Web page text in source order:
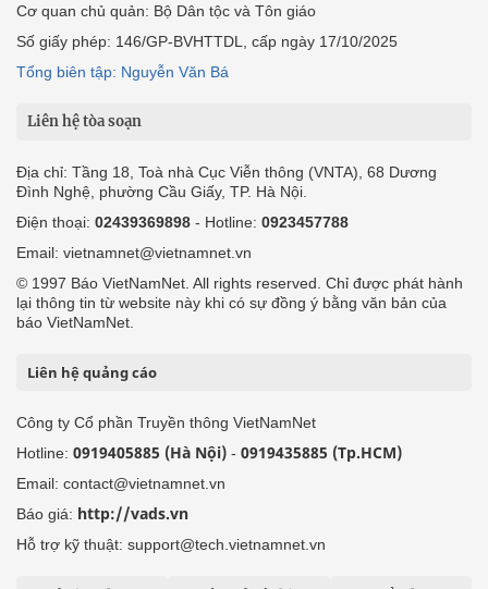
Cơ quan chủ quản: Bộ Dân tộc và Tôn giáo
Số giấy phép: 146/GP-BVHTTDL, cấp ngày 17/10/2025
Tổng biên tập: Nguyễn Văn Bá
Liên hệ tòa soạn
Địa chỉ: Tầng 18, Toà nhà Cục Viễn thông (VNTA), 68 Dương
Đình Nghệ, phường Cầu Giấy, TP. Hà Nội.
Điện thoại: 02439369898 - Hotline: 0923457788
Email: vietnamnet@vietnamnet.vn
© 1997 Báo VietNamNet. All rights reserved. Chỉ được phát hành
lại thông tin từ website này khi có sự đồng ý bằng văn bản của
báo VietNamNet.
Liên hệ quảng cáo
Công ty Cổ phần Truyền thông VietNamNet
Hotline: 0919405885 (Hà Nội) - 0919435885 (Tp.HCM)
Email: contact@vietnamnet.vn
Báo giá: http://vads.vn
Hỗ trợ kỹ thuật: support@tech.vietnamnet.vn